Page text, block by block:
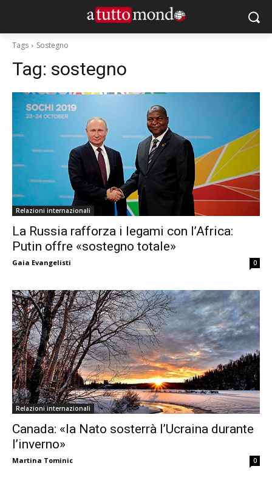
Tags Sostegno
Tag: sostegno
Relazioni internazionali
La Russia rafforza i legami con l’Africa:
Putin offre «sostegno totale»
Gaia Evangelisti 0
Relazioni internazionali
Canada: «la Nato sosterrà l’Ucraina durante
l’inverno»
Martina Tominic 0